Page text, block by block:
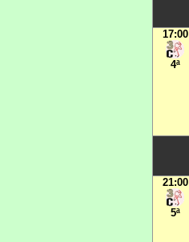
17:00
4ª
21:00
5ª